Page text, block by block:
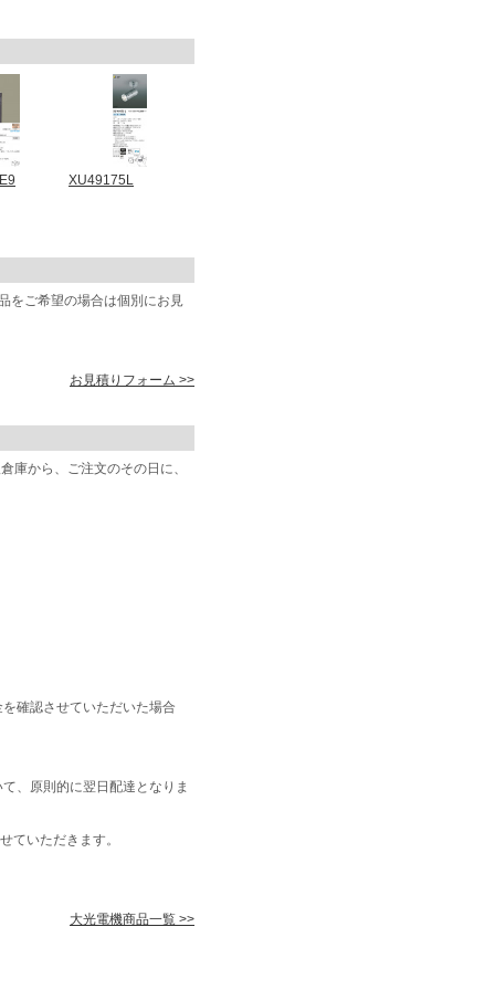
XU49175L
をご希望の場合は個別にお見
お見積りフォーム >>
から、ご注文のその日に、
確認させていただいた場合
、原則的に翌日配達となりま
ていただきます。
大光電機商品一覧 >>